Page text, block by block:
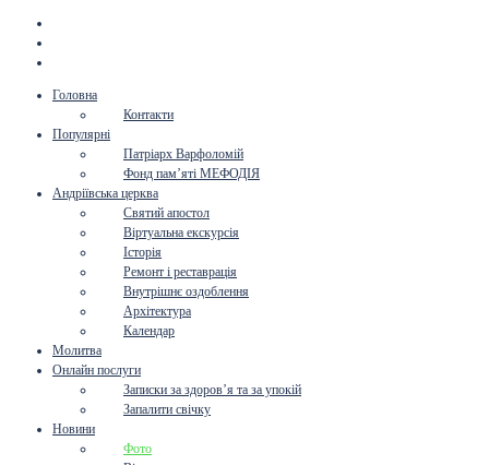
Головна
Контакти
Популярні
Патріарх Варфоломій
Фонд пам’яті МЕФОДІЯ
Андріївська церква
Святий апостол
Віртуальна екскурсія
Історія
Ремонт і реставрація
Внутрішнє оздоблення
Архітектура
Календар
Молитва
Онлайн послуги
Записки за здоров’я та за упокій
Запалити свічку
Новини
Фото